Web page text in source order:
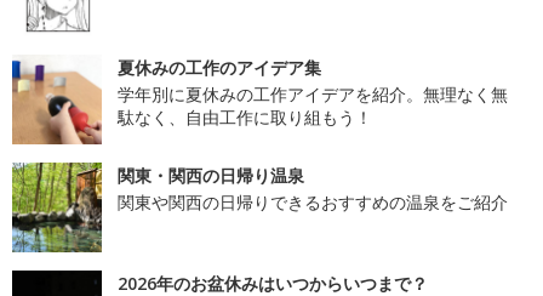
夏休みの工作のアイデア集
学年別に夏休みの工作アイデアを紹介。無理なく無
駄なく、自由工作に取り組もう！
関東・関西の日帰り温泉
関東や関西の日帰りできるおすすめの温泉をご紹介
2026年のお盆休みはいつからいつまで？